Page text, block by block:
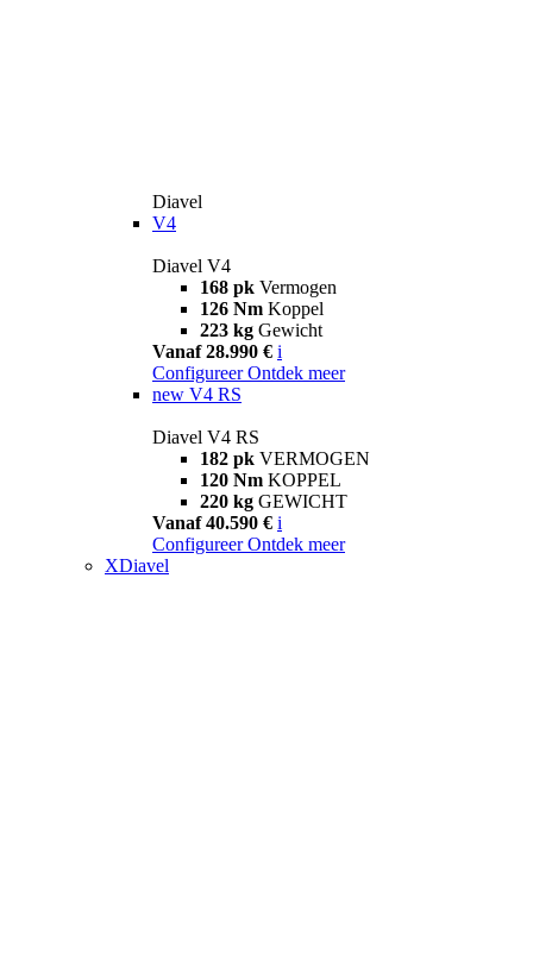
Diavel
V4
Diavel V4
168 pk Vermogen
126 Nm Koppel
223 kg Gewicht
Vanaf 28.990 € i
Configureer Ontdek meer
new V4 RS
Diavel V4 RS
182 pk VERMOGEN
120 Nm KOPPEL
220 kg GEWICHT
Vanaf 40.590 € i
Configureer Ontdek meer
XDiavel